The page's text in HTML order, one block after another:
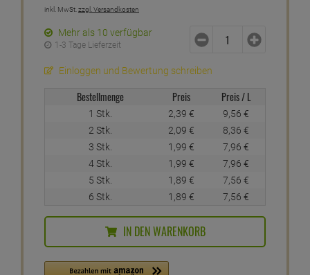
inkl. MwSt.zzgl. Versandkosten
Mehr als 10 verfügbar
1-3 Tage Lieferzeit
Einloggen und Bewertung schreiben
Bestellmenge Preis Preis / L
1 Stk. 2,39 € 9,56 €
2 Stk.
2,09 € 8,36 €
3 Stk.
1,99 € 7,96 €
4 Stk.
1,99 € 7,96 €
5 Stk.
1,89 € 7,56 €
6 Stk.
1,89 € 7,56 €
IN DEN WARENKORB